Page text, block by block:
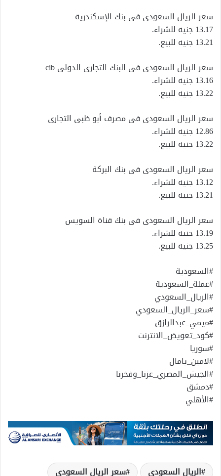
سعر الريال السعودى فى بنك الإسكندرية
13.17 جنيه للشراء.
13.21 جنيه للبيع.
سعر الريال السعودى فى البنك التجارى الدولى cib
13.16 جنيه للشراء.
13.22 جنيه للبيع.
سعر الريال السعودى فى مصرف أبو ظبى التجارى
12.86 جنيه للشراء.
13.22 جنيه للبيع.
سعر الريال السعودى فى بنك البركة
13.12 جنيه للشراء.
13.21 جنيه للبيع.
سعر الريال السعودى فى بنك قناة السويس
13.19 جنيه للشراء.
13.25 جنيه للبيع.
#السعودية
#عملة_السعودية
#الريال_السعودي
#سعر_الريال_السعودي
#ميمي_عبدالرازق
#كود_تعويض_الانترنت
#سوريا
#لامين_يامال
#الجيش_المصري_عزنا_وفخرنا
#دمشق
#الأهلي
الريال السعودى سعر الريال السعودى